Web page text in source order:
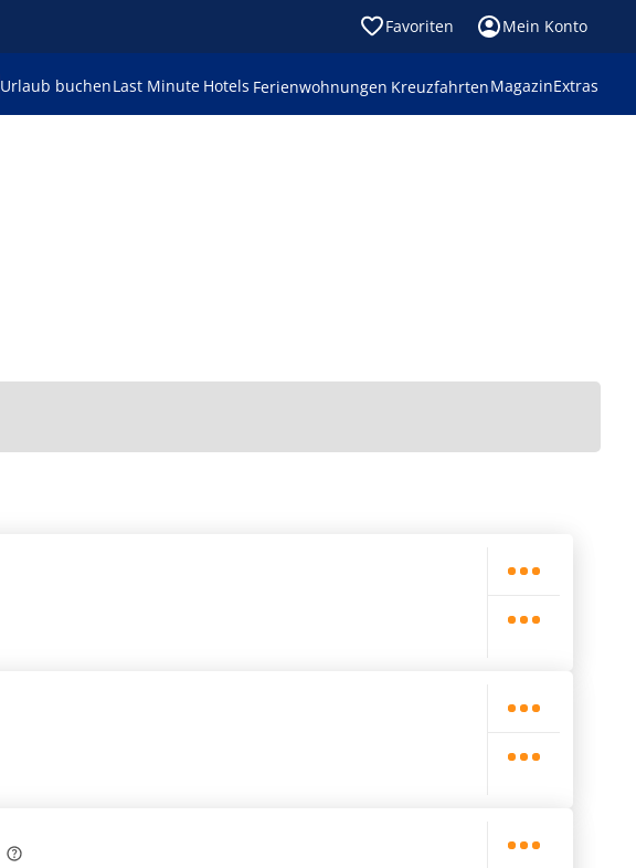
Favoriten Mein Konto
Urlaub buchenLast Minute Hotels Ferienwohnungen KreuzfahrtenMagazinExtras